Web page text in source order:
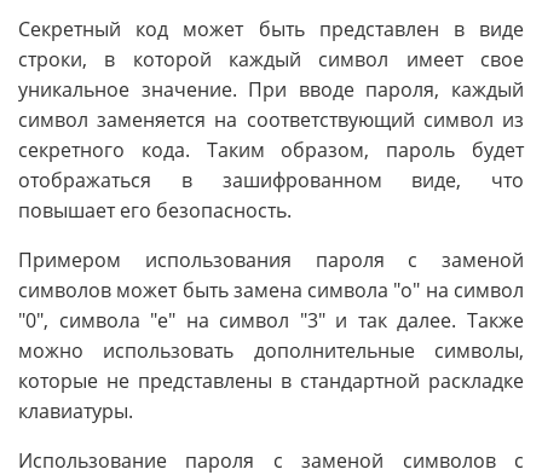
Секретный код может быть представлен в виде
строки, в которой каждый символ имеет свое
уникальное значение. При вводе пароля, каждый
символ заменяется на соответствующий символ из
секретного кода. Таким образом, пароль будет
отображаться в зашифрованном виде, что
повышает его безопасность.
Примером использования пароля с заменой
символов может быть замена символа "о" на символ
"0", символа "е" на символ "3" и так далее. Также
можно использовать дополнительные символы,
которые не представлены в стандартной раскладке
клавиатуры.
Использование пароля с заменой символов с